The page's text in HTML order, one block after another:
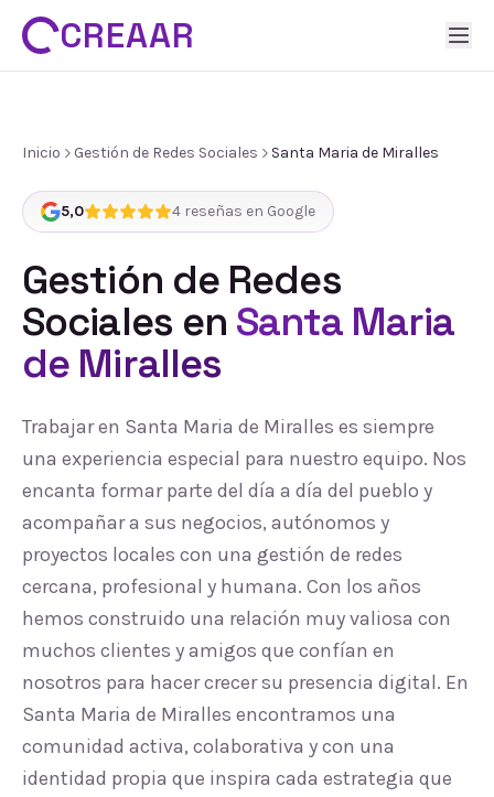
CREAAR
Inicio Gestión de Redes Sociales Santa Maria de Miralles
5,0 4 reseñas en Google
Gestión de Redes
Sociales en Santa Maria
de Miralles
Trabajar en Santa Maria de Miralles es siempre
una experiencia especial para nuestro equipo. Nos
encanta formar parte del día a día del pueblo y
acompañar a sus negocios, autónomos y
proyectos locales con una gestión de redes
cercana, profesional y humana. Con los años
hemos construido una relación muy valiosa con
muchos clientes y amigos que confían en
nosotros para hacer crecer su presencia digital. En
Santa Maria de Miralles encontramos una
comunidad activa, colaborativa y con una
identidad propia que inspira cada estrategia que